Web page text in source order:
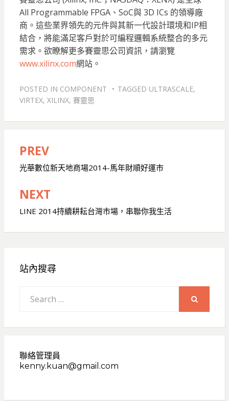
All Programmable FPGA、SoC與 3D ICs 的領導廠
商。這些業界領先的元件與其新一代設計環境和IP相
結合，將能滿足客戶對於可編程邏輯系統整合的多元
需求。欲瞭解更多賽靈思公司資訊，請瀏覽
www.xilinx.com網站。
POSTED IN COMPONENT TAGGED ULTRASCALE,
VIRTEX, XILINX, 賽靈思
文
章
導
覽
PREV
光華數位新天地商場2014-馬年財順好運市
NEXT
LINE 2014持續耕耘台灣市場，串聯你我生活
站內搜尋
for:
聯絡管理員
kenny.kuan@gmail.com